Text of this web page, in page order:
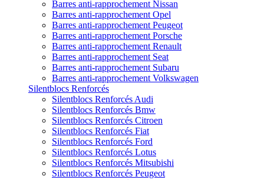
Barres anti-rapprochement Nissan
Barres anti-rapprochement Opel
Barres anti-rapprochement Peugeot
Barres anti-rapprochement Porsche
Barres anti-rapprochement Renault
Barres anti-rapprochement Seat
Barres anti-rapprochement Subaru
Barres anti-rapprochement Volkswagen
Silentblocs Renforcés
Silentblocs Renforcés Audi
Silentblocs Renforcés Bmw
Silentblocs Renforcés Citroen
Silentblocs Renforcés Fiat
Silentblocs Renforcés Ford
Silentblocs Renforcés Lotus
Silentblocs Renforcés Mitsubishi
Silentblocs Renforcés Peugeot